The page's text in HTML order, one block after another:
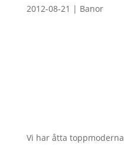
2012-08-21 | Banor
Vi har åtta